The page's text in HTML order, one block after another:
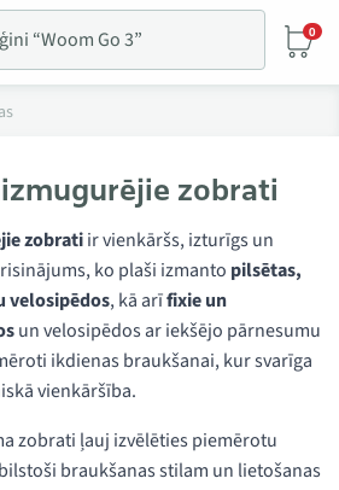
0
zobrati
zobratiir vienkāršs, izturīgs un
ko plaši izmanto pilsētas,
velosipēdos, kā arīfixie un
un velosipēdos ar iekšējo pārnesumu
ikdienas braukšanai, kur svarīga
vienkāršība.
zobrati ļauj izvēlēties piemērotu
braukšanas stilam un lietošanas